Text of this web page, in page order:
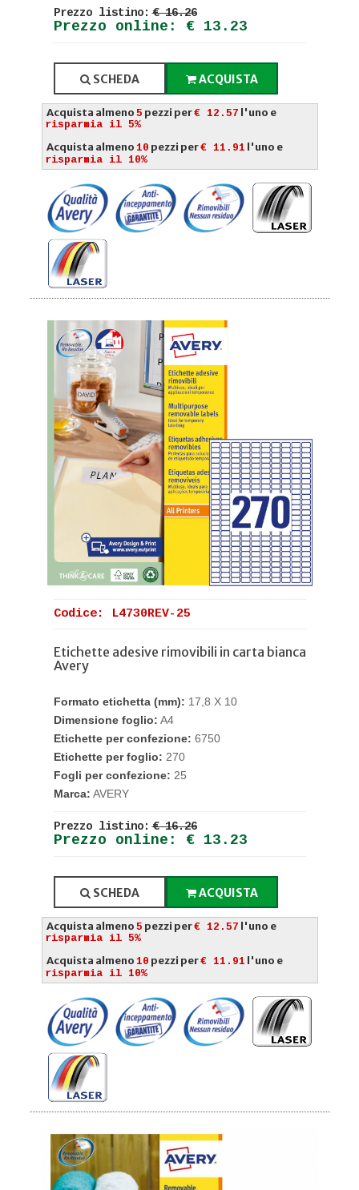
Prezzo listino: € 16.26
Prezzo online: € 13.23
SCHEDA ACQUISTA
Acquista almeno 5 pezzi per€ 12.57 l'uno e
risparmia il 5%
Acquista almeno 10 pezzi per€ 11.91 l'uno e
risparmia il 10%
Codice: L4730REV-25
Etichette adesive rimovibili in carta bianca
Avery
Formato etichetta (mm): 17,8 X 10
Dimensione foglio: A4
Etichette per confezione: 6750
Etichette per foglio: 270
Fogli per confezione: 25
Marca: AVERY
Prezzo listino: € 16.26
Prezzo online: € 13.23
SCHEDA ACQUISTA
Acquista almeno 5 pezzi per€ 12.57 l'uno e
risparmia il 5%
Acquista almeno 10 pezzi per€ 11.91 l'uno e
risparmia il 10%